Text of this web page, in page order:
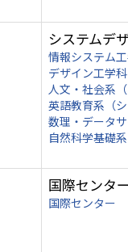
システムデ
情報システム
デザイン工学科
人文・社会系
英語教育系（
数理・データ
自然科学基礎
国際センター
国際センター